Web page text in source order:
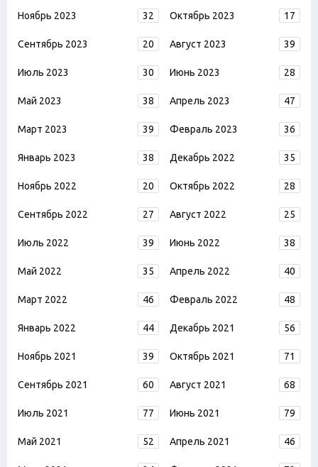
Ноябрь 2023 32 Октябрь 2023 17
Сентябрь 2023 20 Август 2023 39
Июль 2023 30 Июнь 2023 28
Май 2023 38 Апрель 2023 47
Март 2023 39 Февраль 2023 36
Январь 2023 38 Декабрь 2022 35
Ноябрь 2022 20 Октябрь 2022 28
Сентябрь 2022 27 Август 2022 25
Июль 2022 39 Июнь 2022 38
Май 2022 35 Апрель 2022 40
Март 2022 46 Февраль 2022 48
Январь 2022 44 Декабрь 2021 56
Ноябрь 2021 39 Октябрь 2021 71
Сентябрь 2021 60 Август 2021 68
Июль 2021 77 Июнь 2021 79
Май 2021 52 Апрель 2021 46